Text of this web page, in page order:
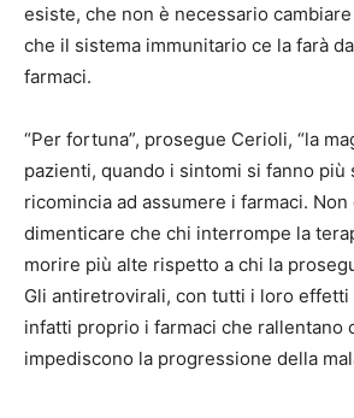
esiste, che non è necessario
che il sistema immunitario ce la farà
farmaci.
“Per fortuna”, prosegue Cerioli, “la
pazienti, quando i sintomi si fanno più
ricomincia ad assumere i farmaci. Non
dimenticare che chi interrompe la
morire più alte rispetto a chi la
Gli antiretrovirali, con tutti i loro effetti
infatti proprio i farmaci che rallentano
impediscono la progressione della